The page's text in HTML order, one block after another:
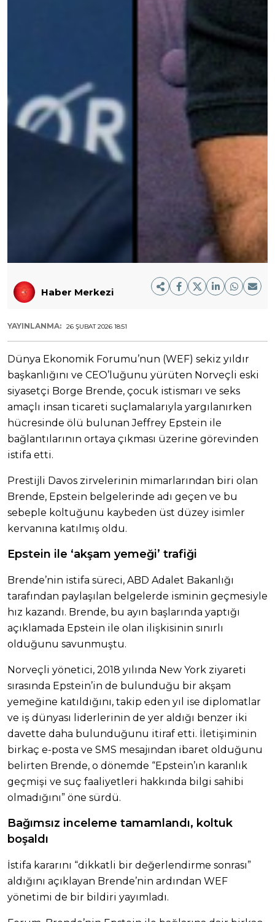
Haber Merkezi
YAYINLANMA: 26 ŞUBAT 2026 18:51
Dünya Ekonomik Forumu’nun (WEF) sekiz yıldır
başkanlığını ve CEO’luğunu yürüten Norveçli eski
siyasetçi Borge Brende, çocuk istismarı ve seks
amaçlı insan ticareti suçlamalarıyla yargılanırken
hücresinde ölü bulunan Jeffrey Epstein ile
bağlantılarının ortaya çıkması üzerine görevinden
istifa etti.
Prestijli Davos zirvelerinin mimarlarından biri olan
Brende, Epstein belgelerinde adı geçen ve bu
sebeple koltuğunu kaybeden üst düzey isimler
kervanına katılmış oldu.
Epstein ile ‘akşam yemeği’ trafiği
Brende’nin istifa süreci, ABD Adalet Bakanlığı
tarafından paylaşılan belgelerde isminin geçmesiyle
hız kazandı. Brende, bu ayın başlarında yaptığı
açıklamada Epstein ile olan ilişkisinin sınırlı
olduğunu savunmuştu.
Norveçli yönetici, 2018 yılında New York ziyareti
sırasında Epstein’in de bulunduğu bir akşam
yemeğine katıldığını, takip eden yıl ise diplomatlar
ve iş dünyası liderlerinin de yer aldığı benzer iki
davette daha bulunduğunu itiraf etti. İletişiminin
birkaç e-posta ve SMS mesajından ibaret olduğunu
belirten Brende, o dönemde “Epstein’ın karanlık
geçmişi ve suç faaliyetleri hakkında bilgi sahibi
olmadığını” öne sürdü.
Bağımsız inceleme tamamlandı, koltuk
boşaldı
İstifa kararını “dikkatli bir değerlendirme sonrası”
aldığını açıklayan Brende’nin ardından WEF
yönetimi de bir bildiri yayımladı.